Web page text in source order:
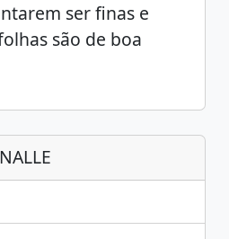
ser finas e
são de boa